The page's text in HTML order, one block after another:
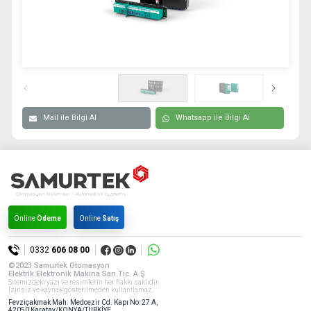
Tüm hakkı saklıdır. Sitemizde kullanılan tüm içerik ve görseller
SAmurtek Otomasyon’a ait olup izinsiz kullanımı hukuki yaptırıma tabidir.
Mail ile Bilgi Al Whatsapp ile Bilgi Al
OnlineÖdeme Online Satış
©2023 Samurtek Otomasyon
Elektrik Elektronik Makina San.Tic. A.Ş
Sitemizdeki yazı ve resimlerin her hakkı saklıdır.
İzinsiz ve kaynak gösterilmeden kullanılamaz.
Fevziçakmak Mah. Medcezir Cd. Kapı No: 27 A,
0332 606 08 00